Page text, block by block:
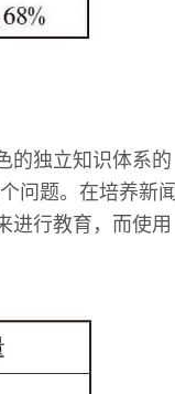
的独立知识体系的
问题。在培养新闻
进行教育，而使用